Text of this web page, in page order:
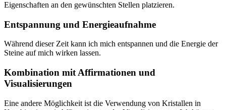
Eigenschaften an den gewünschten Stellen platzieren.
Entspannung und Energieaufnahme
Während dieser Zeit kann ich mich entspannen und die Energie der
Steine auf mich wirken lassen.
Kombination mit Affirmationen und
Visualisierungen
Eine andere Möglichkeit ist die Verwendung von Kristallen in